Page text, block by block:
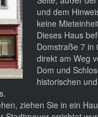
und dem
keine
Dieses Haus
Domstraße 7 in
direkt am Weg
Dom und
historischen
ziehen Sie in ein